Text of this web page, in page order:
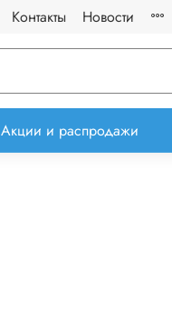
Контакты Новости
Акции и распродажи